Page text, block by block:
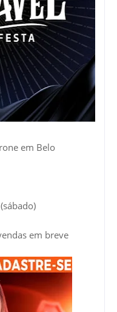
em Belo
em breve